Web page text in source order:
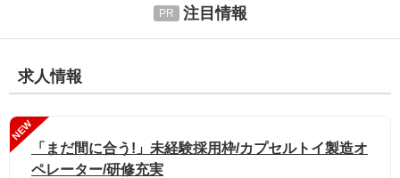
注目情報
求人情報
NEW
「まだ間に合う!」未経験採用枠/カプセルトイ製造オ
ペレーター/研修充実